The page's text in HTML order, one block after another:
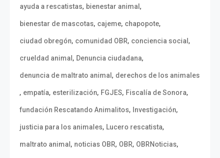
ayuda a rescatistas, bienestar animal ,
bienestar de mascotas, cajeme, chapopote,
ciudad obregón, comunidad OBR, conciencia social ,
crueldad animal , Denuncia ciudadana,
denuncia de maltrato animal , derechos de los animales
, empatía, esterilización, FGJES, Fiscalía de Sonora,
fundación Rescatando Animalitos, Investigación,
justicia para los animales, Lucero rescatista,
maltrato animal , noticias OBR, OBR, OBRNoticias,